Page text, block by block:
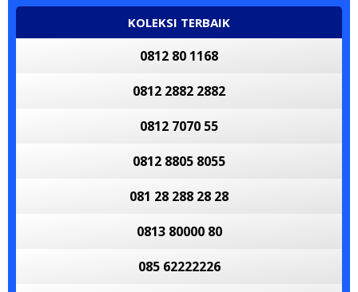
KOLEKSI TERBAIK
0812 80 1168
0812 2882 2882
0812 7070 55
0812 8805 8055
081 28 288 28 28
0813 80000 80
085 62222226